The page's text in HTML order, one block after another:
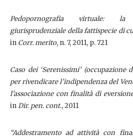
Pedopornografia virtuale: la
giurisprudenziale della fattispecie di
in Corr. merito, n. 7, 2011, p. 721
Caso dei ‘Serenissimi’
per rivendicare l’indipendenza del
l'associazione con finalità di
inDir. pen. cont., 2011
“Addestramento ad attività con